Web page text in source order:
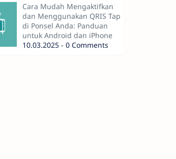
Cara Mudah Mengaktifkan
dan Menggunakan QRIS Tap
di Ponsel Anda: Panduan
untuk Android dan iPhone
10.03.2025 - 0 Comments